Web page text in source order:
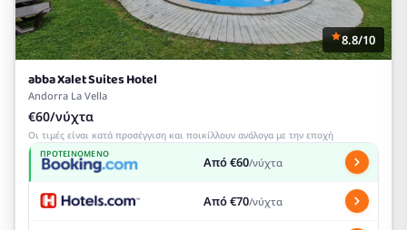
8.8/10
abba Xalet Suites Hotel
Andorra La Vella
€60/νύχτα
Οι τιμές είναι κατά προσέγγιση και ποικίλλουν ανάλογα με την εποχή
ΠΡΟΤΕΙΝΌΜΕΝΟ Από €60/νύχτα
Από €70/νύχτα